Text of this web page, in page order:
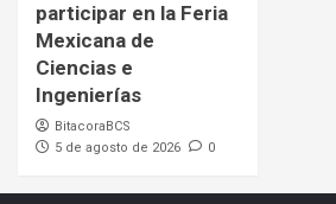
participar en la Feria
Mexicana de
Ciencias e
Ingenierías
BitacoraBCS
5 de agosto de 2026
0